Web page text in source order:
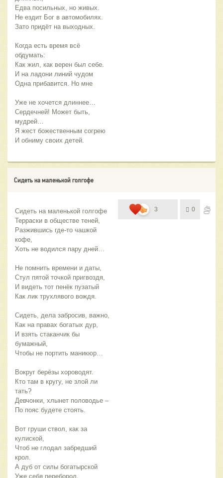
Едва посильных, но живых.
Не ездит Бог в автомобилях.
Зато придёт на выходных.
Когда есть время всё
обдумать:
Как жил, как верен был себе.
И на ладони линий чудом
Одна прибавится. Но мне
Уже не хочется длиннее…
Сердечней! Может быть,
мудрей…
Я жест божественным согрею
И обниму своих детей.
Сидеть на маленькой голгофе
Сидеть на маленькой голгофе
Терраски в обществе теней,
Разжившись где-то чашкой
кофе,
Хоть не водился пару дней…
Не помнить времени и даты,
Стул пятой точкой пригвоздя,
И видеть тот пенёк пузатый
Как лик трухлявого вождя.
Сидеть, дела забросив, важно,
Как на правах богатых дур,
И взять стаканчик бы
бумажный,
Чтобы не портить маникюр…
Вокруг берёзы хороводят.
Кто там в кругу, не злой ли
тать?
Девчонки, хлынет половодье –
По пояс будете стоять.
Вот груши ствол, как за
кулиской,
Чтоб не глодал забредший
крол.
А дуб от силы богатырской
Уже себя переборол.
3 0